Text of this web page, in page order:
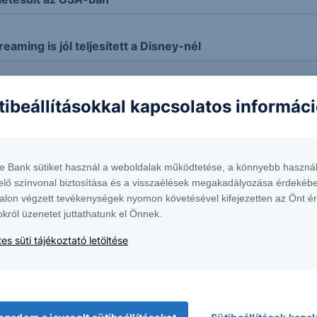
is jól teljesített a Disney-nél
az Eli Lilly
javuló nyereségességről számolt be az Uber
teljesítmény ellensúlyozhatta a devizaárfolyam-
365-nél
kapcsolatos
Bank sütiket használ a weboldalak működtetése, a könnyebb
színvonal biztosítása és a visszaélések megakadályozása
végzett tevékenységek nyomon követésével kifejezetten az Önt
üzenetet juttathatunk el Önnek.
süti tájékoztató letöltése